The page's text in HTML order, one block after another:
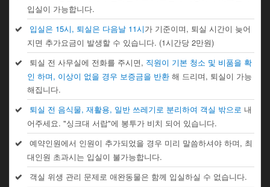
입실이 가능합니다.
입실은 15시, 퇴실은 다음날 11시가 기준이며, 퇴실 시간이 늦어
지면 추가요금이 발생할 수 있습니다. (1시간당 2만원)
퇴실 전 사무실에 전화를 주시면, 직원이 기본 청소 및 비품을 확
인 하며, 이상이 없을 경우 보증금을 반환해 드리며, 퇴실이 가능
해집니다.
퇴실 전 음식물, 재활용, 일반 쓰레기로 분리하여 객실 밖으로 내
어주세요. "싱크대 서랍"에 봉투가 비치 되어 있습니다.
예약인원에서 인원이 추가되었을 경우 미리 말씀하셔야 하며, 최
대인원 초과시는 입실이 불가능합니다.
객실 위생 관리 문제로 애완동물은 함께 입실하실 수 없습니다.